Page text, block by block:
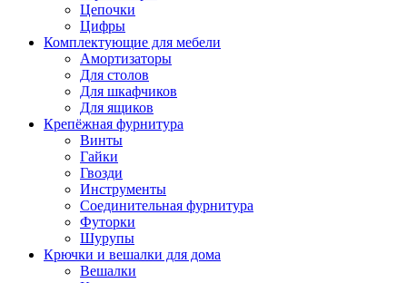
Цепочки
Цифры
Комплектующие для мебели
Амортизаторы
Для столов
Для шкафчиков
Для ящиков
Крепёжная фурнитура
Винты
Гайки
Гвозди
Инструменты
Соединительная фурнитура
Футорки
Шурупы
Крючки и вешалки для дома
Вешалки